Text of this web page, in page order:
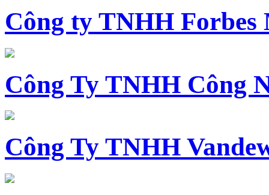
Công ty TNHH
Công Ty TNHH Công
Công Ty TNHH